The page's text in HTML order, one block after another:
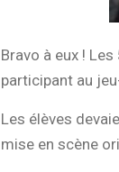
Bravo à eux !
participant au
Les élèves
mise en scène